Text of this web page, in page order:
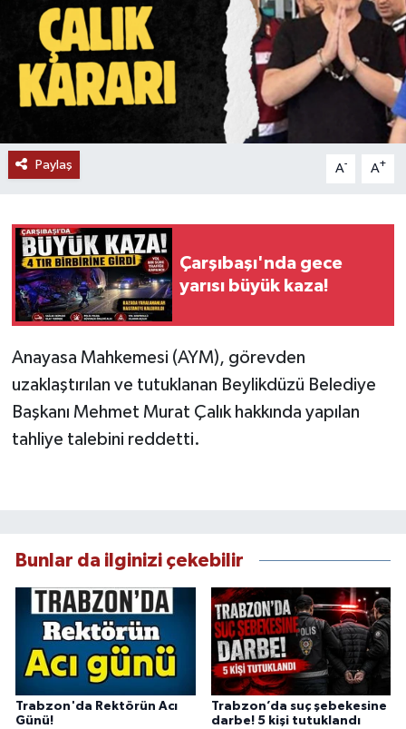
Paylaş A- A+
Çarşıbaşı'nda gece
yarısı büyük kaza!
Anayasa Mahkemesi (AYM), görevden
uzaklaştırılan ve tutuklanan Beylikdüzü Belediye
Başkanı Mehmet Murat Çalık hakkında yapılan
tahliye talebini reddetti.
Bunlar da ilginizi çekebilir
Trabzon'da Rektörün Acı
Günü!
Trabzon’da suç şebekesine
darbe! 5 kişi tutuklandı